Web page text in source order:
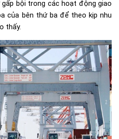
bội trong các hoạt động giao
của bên thứ ba để theo kịp nhu
thấy.